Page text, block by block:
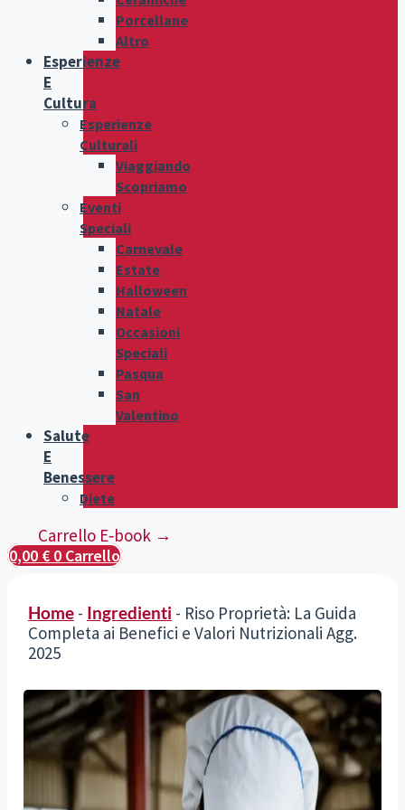
Porcellane
Altro
Esperienze
E
Cultura
Esperienze
Culturali
Viaggiando
Scopriamo
Eventi
Speciali
Carnevale
Estate
Halloween
Natale
Occasioni
Speciali
Pasqua
San
Valentino
Salute
E
Benessere
Diete
Carrello E‑book →
0,00 € 0 Carrello
Home- Ingredienti - Riso Proprietà: La Guida
Completa ai Benefici e Valori Nutrizionali Agg.
2025